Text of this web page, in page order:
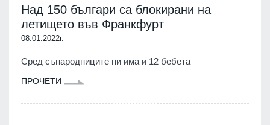
Над 150 българи са блокирани на
летището във Франкфурт
08.01.2022г.
Сред сънародниците ни има и 12 бебета
ПРОЧЕТИ